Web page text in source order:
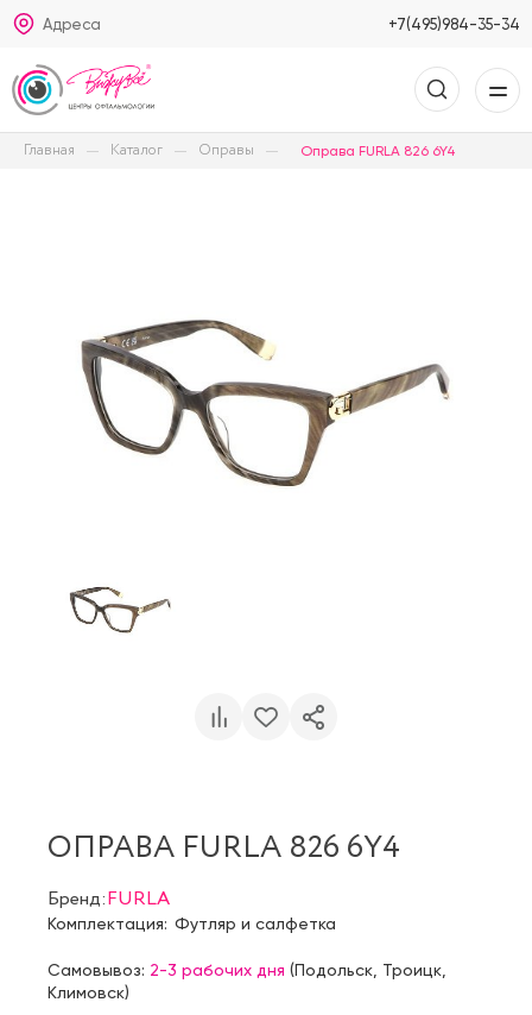
Адреса +7(495)984-35-34
Главная Каталог Оправы Оправа FURLA 826 6Y4
ОПРАВА FURLA 826 6Y4
Бренд:FURLA
Комплектация: Футляр и салфетка
Самовывоз: 2-3 рабочих дня (Подольск Троицк
Климовск)